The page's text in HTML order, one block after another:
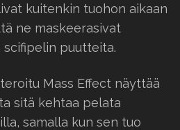
kuitenkin tuohon aikaan
ne maskeerasivat
scifipelin puutteita.
Mass Effect näyttää
sitä kehtaa pelata
samalla kun sen tuo